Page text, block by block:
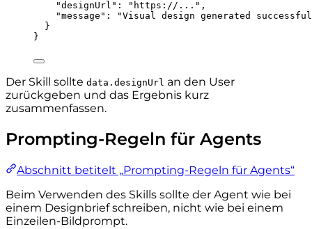
"designUrl" : " https://... " ,
"message" : "Visual design generated
}
}
Der Skill sollte data.designUrl an den User
zurückgeben und das Ergebnis kurz
zusammenfassen.
Prompting-Regeln für Agents
Abschnitt betitelt „Prompting-Regeln für Agents“
Beim Verwenden des Skills sollte der Agent wie bei
einem Designbrief schreiben, nicht wie bei einem
Einzeilen-Bildprompt.